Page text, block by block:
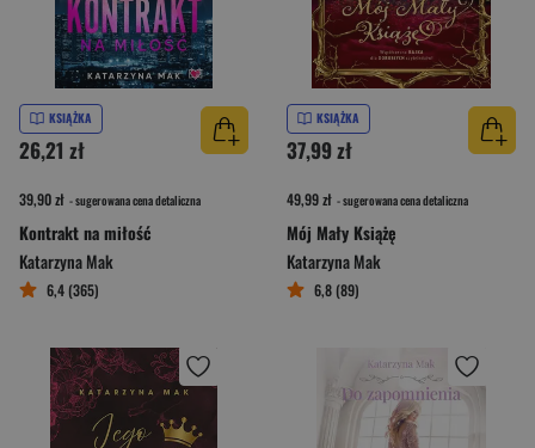
KSIĄŻKA
26,21 zł
39,90 zł - sugerowana cena detaliczna
Kontrakt na miłość
Katarzyna Mak
6,4 (365)
KSIĄŻKA
37,99 zł
49,99 zł - sugerowana cena detaliczna
Mój Mały Książę
Katarzyna Mak
6,8 (89)